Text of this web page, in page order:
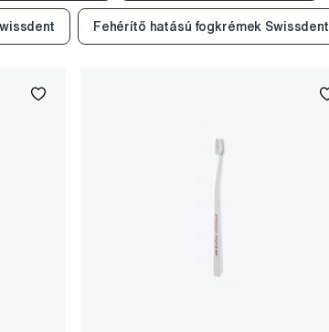
Fehérítő hatású fogkrémek Swissdent